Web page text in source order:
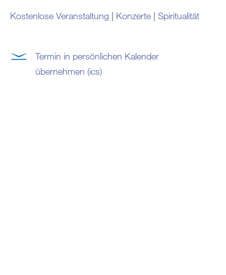
Kostenlose Veranstaltung | Konzerte | Spiritualität
Termin in persönlichen Kalender
übernehmen (ics)